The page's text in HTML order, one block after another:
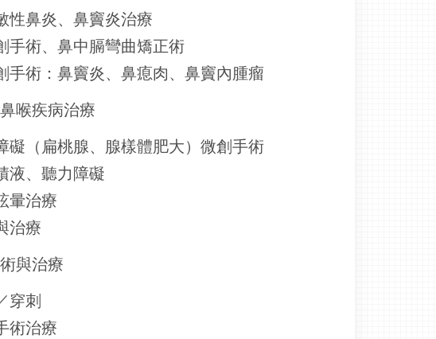
性鼻炎、鼻竇炎治療
手術、鼻中膈彎曲矯正術
手術：鼻竇炎、鼻瘜肉、鼻竇內腫瘤
喉疾病治療
礙（扁桃腺、腺樣體肥大）微創手術
液、聽力障礙
暈治療
治療
與治療
穿刺
術治療